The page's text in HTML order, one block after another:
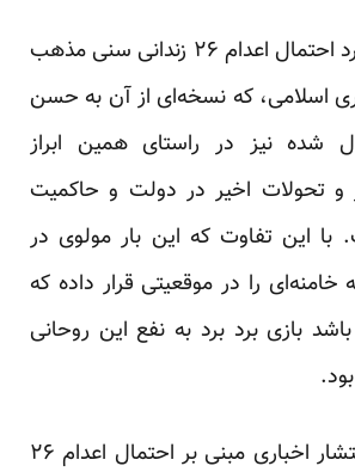
نامه اخیر او در مورد احتمال اعدام ۲۶ زندانی سنی مذهب
اسلامی، که نسخه‌ای از آن به حسن
شده نیز در راستای همین ابراز
و تحولات اخیر در دولت و حاکمیت
با این تفاوت که این بار مولوی در
را در موقعیتی قرار داده که
بازی برد برد به نفع این روحانی
این نامه پس از انتشار اخباری مبنی بر احتمال اعدام ۲۶